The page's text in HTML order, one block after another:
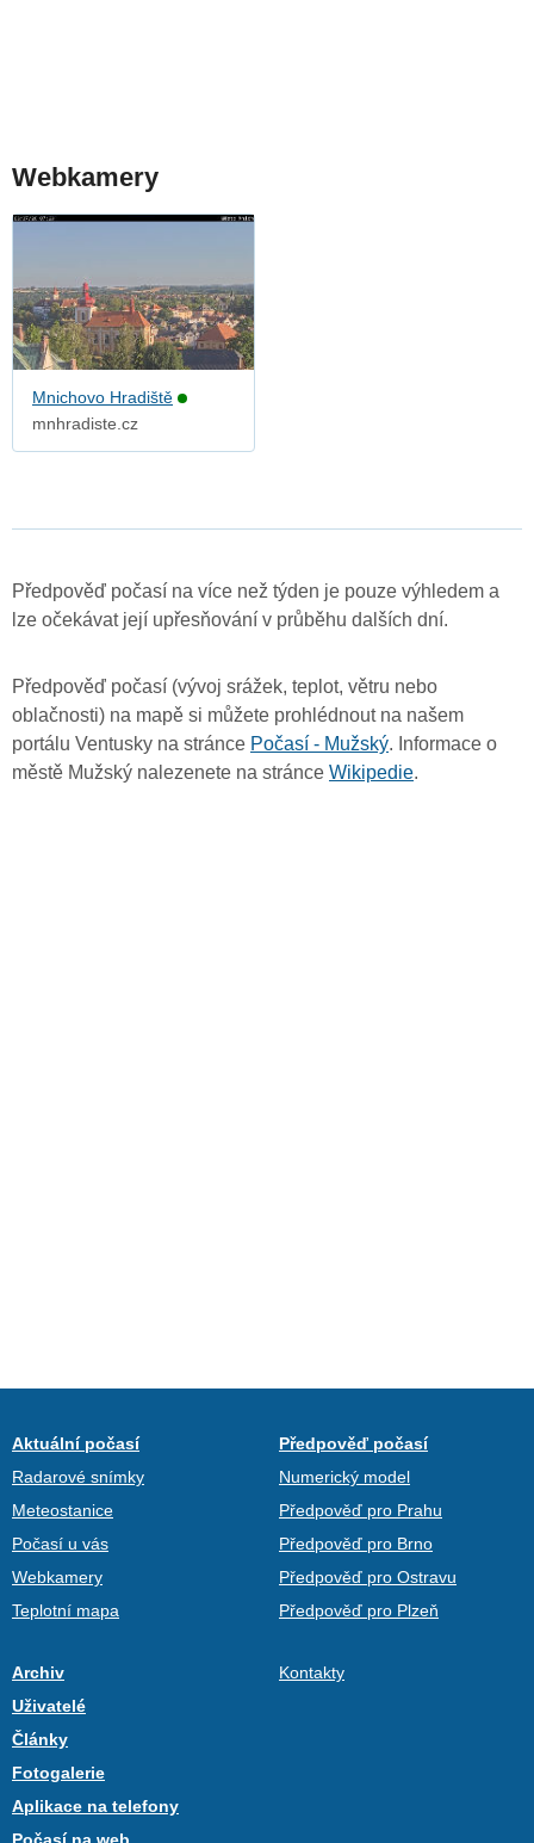
Webkamery
Mnichovo Hradiště
mnhradiste.cz
Předpověď počasí na více než týden je pouze výhledem a
lze očekávat její upřesňování v průběhu dalších dní.
Předpověď počasí (vývoj srážek, teplot, větru nebo
oblačnosti) na mapě si můžete prohlédnout na našem
portálu Ventusky na stránce Počasí - Mužský. Informace o
městě Mužský nalezenete na stránce Wikipedie.
Aktuální počasí
Radarové snímky
Meteostanice
Počasí u vás
Webkamery
Teplotní mapa
Předpověď počasí
Numerický model
Předpověď pro Prahu
Předpověď pro Brno
Předpověď pro Ostravu
Předpověď pro Plzeň
Archiv
Uživatelé
Články
Fotogalerie
Aplikace na telefony
Kontakty